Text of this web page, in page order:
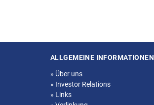
Seitenstruktur
ALLGEMEINE INFORMATIONEN
» Über uns
» Investor Relations
» Links